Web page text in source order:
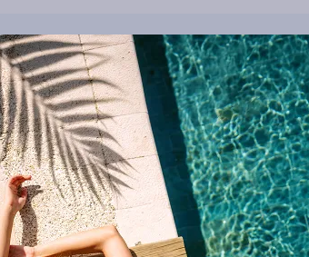
de votre voyage Hôtel
appartement 1 ou 2 chambres selon votre